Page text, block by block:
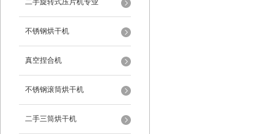
二手旋转式压片机专业
不锈钢烘干机
真空捏合机
不锈钢滚筒烘干机
二手三筒烘干机